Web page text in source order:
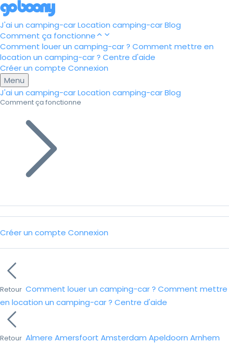
J'ai un camping-carLocation camping-carBlog
Comment ça fonctionne
Comment louer un camping-car ? Comment mettre en
location un camping-car ? Centre d'aide
Créer un compte Connexion
Menu
J'ai un camping-carLocation camping-carBlog
Comment ça fonctionne
Créer un compte Connexion
Retour Comment louer un camping-car ? Comment mettre
en location un camping-car ? Centre d'aide
Retour Almere Amersfoort Amsterdam Apeldoorn Arnhem